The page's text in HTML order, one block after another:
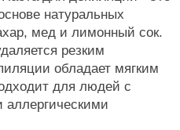
натуральных
мед и лимонный сок.
резким
обладает мягким
для людей с
аллергическими